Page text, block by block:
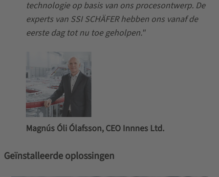
technologie op basis van ons procesontwerp. De
experts van SSI SCHÄFER hebben ons vanaf de
eerste dag tot nu toe geholpen."
Magnús Óli Ólafsson, CEO Innnes Ltd.
Geïnstalleerde oplossingen